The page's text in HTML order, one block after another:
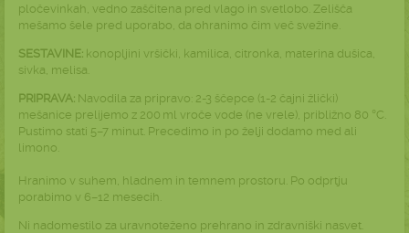
pločevinkah, vedno zaščitena pred vlago in svetlobo. Zelišča
mešamo šele pred uporabo, da ohranimo čim več svežine.
SESTAVINE: konopljini vršički, kamilica, citronka, materina dušica,
sivka, melisa.
PRIPRAVA: Navodila za pripravo: 2-3 ščepce (1-2 čajni žlički)
mešanice prelijemo z 200 ml vroče vode (ne vrele), približno 80 °C.
Pustimo stati 5–7 minut. Precedimo in po želji dodamo med ali
limono.
Hranimo v suhem, hladnem in temnem prostoru. Po odprtju
porabimo v 6–12 mesecih.
Ni nadomestilo za uravnoteženo prehrano in zdravniški nasvet.